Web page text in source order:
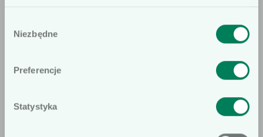
zgody
Niezbędne
Preferencje
Statystyka
jamy ustnej pacjenta.
KONTAKT
profesjonalnie związanych z dziedziną
szczególności, kierujemy ofertę do
osób wykonujących zawód medyczny,
medycznymi oraz ich pracowników i